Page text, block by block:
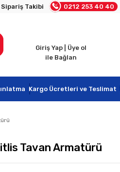
Sipariş Takibi 0212 253 40 40
Giriş Yap | Üye ol
ile Bağlan
Kargo Ücretleri ve Teslimat
Tavan Armatürü